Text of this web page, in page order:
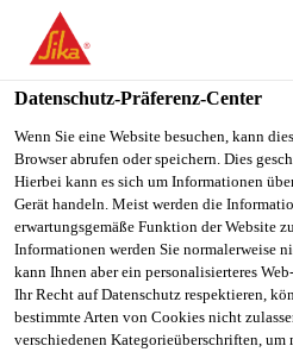
You are accessing "Sika
from "Vereinigte Staaten". We
country.
TO
SIKA
USA
STAY ON
Sika Österreich
Datenschutz-Präferenz-Center
Wenn Sie eine Website besuchen, kann
Browser abrufen oder speichern. Dies
Hierbei kann es sich um Informationen
Gerät handeln. Meist werden die
erwartungsgemäße Funktion der Website
Informationen werden Sie normalerweise
kann Ihnen aber ein personalisierteres
Ihr Recht auf Datenschutz respektieren,
bestimmte Arten von Cookies nicht
verschiedenen Kategorieüberschriften, um